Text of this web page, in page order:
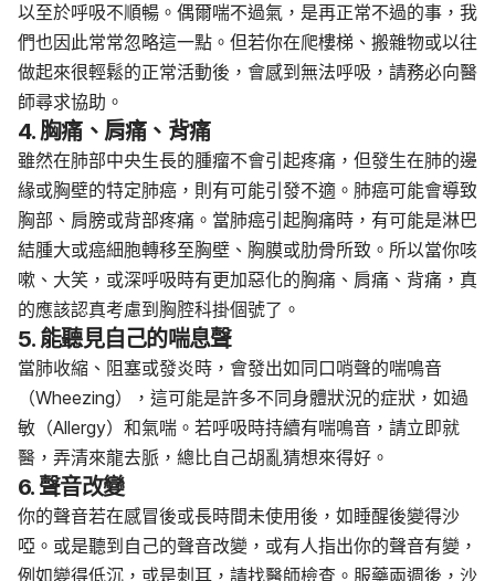
以至於呼吸不順暢。偶爾喘不過氣，是再正常不過的事，我
們也因此常常忽略這一點。但若你在爬樓梯、搬雜物或以往
做起來很輕鬆的正常活動後，會感到無法呼吸，請務必向醫
師尋求協助。
4. 胸痛、肩痛、背痛
雖然在肺部中央生長的腫瘤不會引起疼痛，但發生在肺的邊
緣或胸壁的特定肺癌，則有可能引發不適。肺癌可能會導致
胸部、肩膀或背部疼痛。當肺癌引起胸痛時，有可能是淋巴
結腫大或癌細胞轉移至胸壁、胸膜或肋骨所致。所以當你咳
嗽、大笑，或深呼吸時有更加惡化的胸痛、肩痛、背痛，真
的應該認真考慮到胸腔科掛個號了。
5. 能聽見自己的喘息聲
當肺收縮、阻塞或發炎時，會發出如同口哨聲的喘鳴音
（Wheezing），這可能是許多不同身體狀況的症狀，如過
敏（Allergy）和氣喘。若呼吸時持續有喘鳴音，請立即就
醫，弄清來龍去脈，總比自己胡亂猜想來得好。
6. 聲音改變
你的聲音若在感冒後或長時間未使用後，如睡醒後變得沙
啞。或是聽到自己的聲音改變，或有人指出你的聲音有變，
例如變得低沉，或是刺耳，請找醫師檢查。服藥兩週後，沙